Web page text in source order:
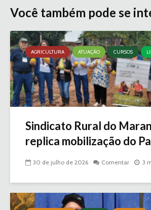
Você também pode se
AGRICULTURA ATUAÇÃO CURSOS
Sindicato Rural do
replica mobilização do
30 de julho de 2026 Comentar 3